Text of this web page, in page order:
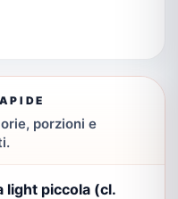
porzioni e
light piccola (cl.